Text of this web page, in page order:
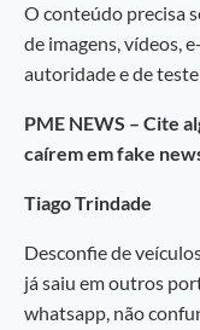
O conteúdo precisa
de imagens, vídeos,
autoridade e de
PME NEWS – Cite
caírem em fake
Tiago Trindade
Desconfie de
já saiu em outros
whatsapp, não